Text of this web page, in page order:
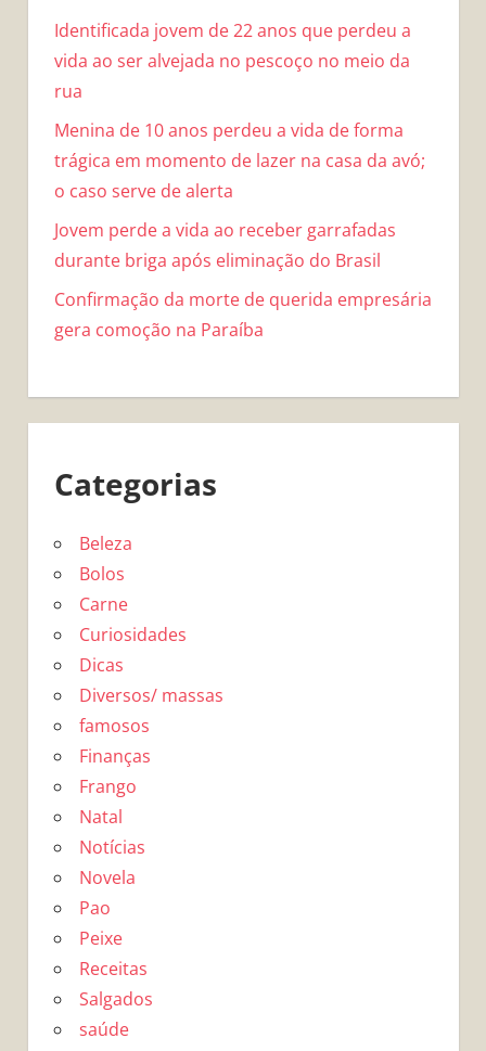
Identificada jovem de 22 anos que perdeu a
vida ao ser alvejada no pescoço no meio da
rua
Menina de 10 anos perdeu a vida de forma
trágica em momento de lazer na casa da avó;
o caso serve de alerta
Jovem perde a vida ao receber garrafadas
durante briga após eliminação do Brasil
Confirmação da morte de querida empresária
gera comoção na Paraíba
Categorias
Beleza
Bolos
Carne
Curiosidades
Dicas
Diversos/ massas
famosos
Finanças
Frango
Natal
Notícias
Novela
Pao
Peixe
Receitas
Salgados
saúde